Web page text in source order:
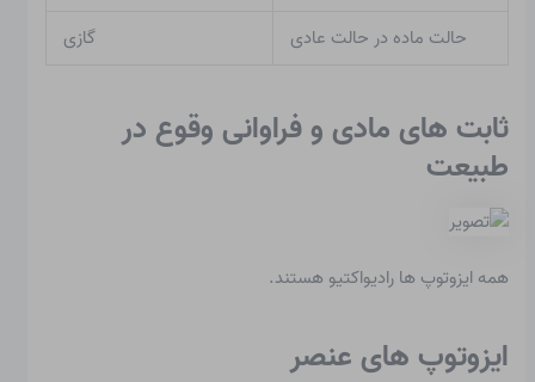
حالت ماده در حالت عادی
گازی
ثابت های مادی و فراوانی وقوع در
طبیعت
همه ایزوتوپ ها رادیواکتیو هستند.
ایزوتوپ های عنصر